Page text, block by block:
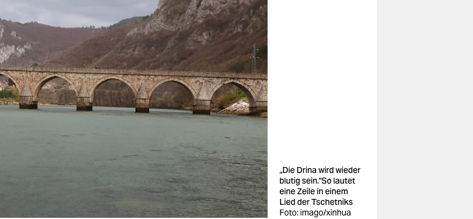
„Die Drina wird wieder
blutig sein.“So lautet
eine Zeile in einem
Lied der Tschetniks
Foto: imago/xinhua